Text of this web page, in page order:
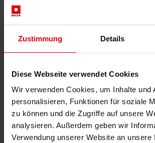
Zustimmung Details
Diese Webseite verwendet Cookies
Wir verwenden Cookies, um Inhalte und
personalisieren, Funktionen für soziale
zu können und die Zugriffe auf unsere
analysieren. Außerdem geben wir
Verwendung unserer Website an unsere
Deutsch
Dienstleistungen
Architektur
Architekturplanung
Generalplanung
Machbarkeitsstudien